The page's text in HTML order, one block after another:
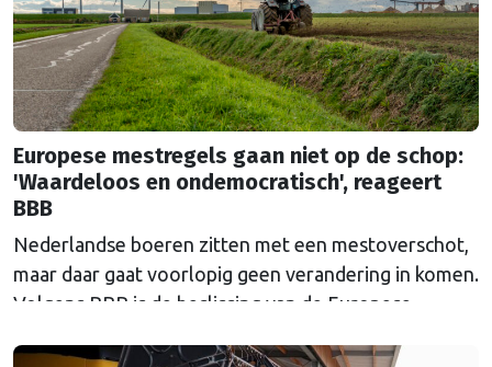
Europese mestregels gaan niet op de schop:
'Waardeloos en ondemocratisch', reageert
BBB
Nederlandse boeren zitten met een mestoverschot,
maar daar gaat voorlopig geen verandering in komen.
Volgens BBB is de beslissing van de Europese